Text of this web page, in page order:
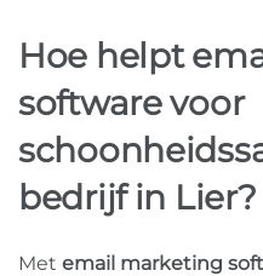
Hoe helpt
software voor
bedrijf in Lier?
Met email marketing